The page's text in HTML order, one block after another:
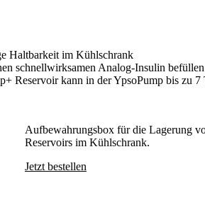
Haltbarkeit im Kühlschrank
schnellwirksamen Analog-Insulin
Reservoir kann in der YpsoPump bis zu
Aufbewahrungsbox für die Lagerung
Reservoirs im Kühlschrank.
Jetzt bestellen